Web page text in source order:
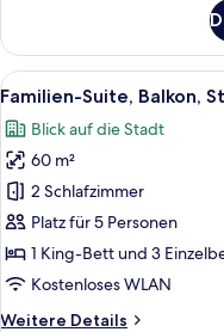
Doppelzimmer,
Balkon,
Stadtblick
Alle
Fotos
für
Familien-
Suite,
Balkon,
Stadtblick
anzeigen
16
Familien-Suite, Balkon,
Blick auf die Stadt
60 m²
2 Schlafzimmer
Platz für 5 Personen
1 King-Bett und 3
Kostenloses WLAN
Weitere Details
Weitere